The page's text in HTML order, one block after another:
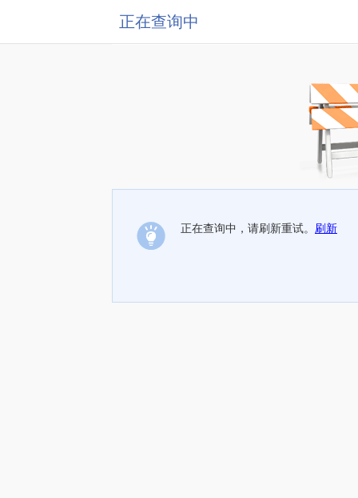
正在查询中
正在查询中，请刷新重试。 刷新